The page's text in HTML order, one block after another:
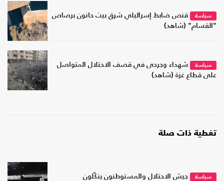
سياسة
قنص ضابط إسرائيلي شرق بيت حانون برصاص
"القسام" (شاهد)
سياسة
شهداء وجرحى في قصف الاحتلال المتواصل
على قطاع غزة (شاهد)
تغطية ذات صلة
سياسة
جيش الاحتلال والمستوطنون ينكّلون